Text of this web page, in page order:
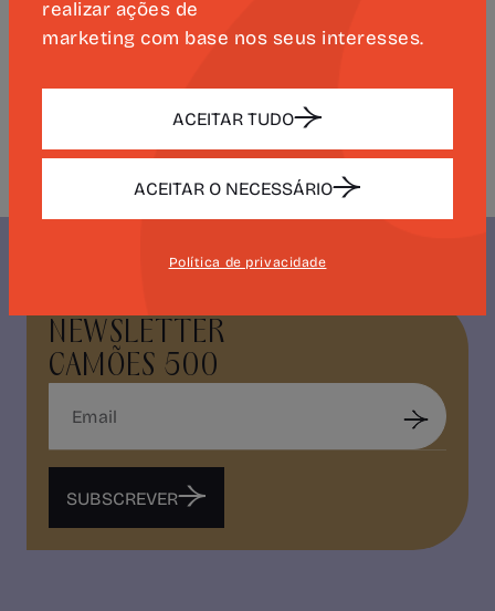
numa produção apresentada pelo Teatro
Camões, com o apoio da Estrutura de
NEWSLETTER
CAMÕES 500
SUBSCREVER
realizar ações de
marketing com base nos seus interesses.
ACEITAR TUDO
ACEITAR O NECESSÁRIO
Política de privacidade